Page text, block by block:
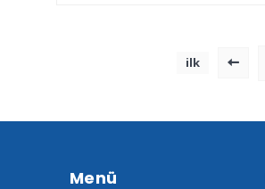
ilk
Menü